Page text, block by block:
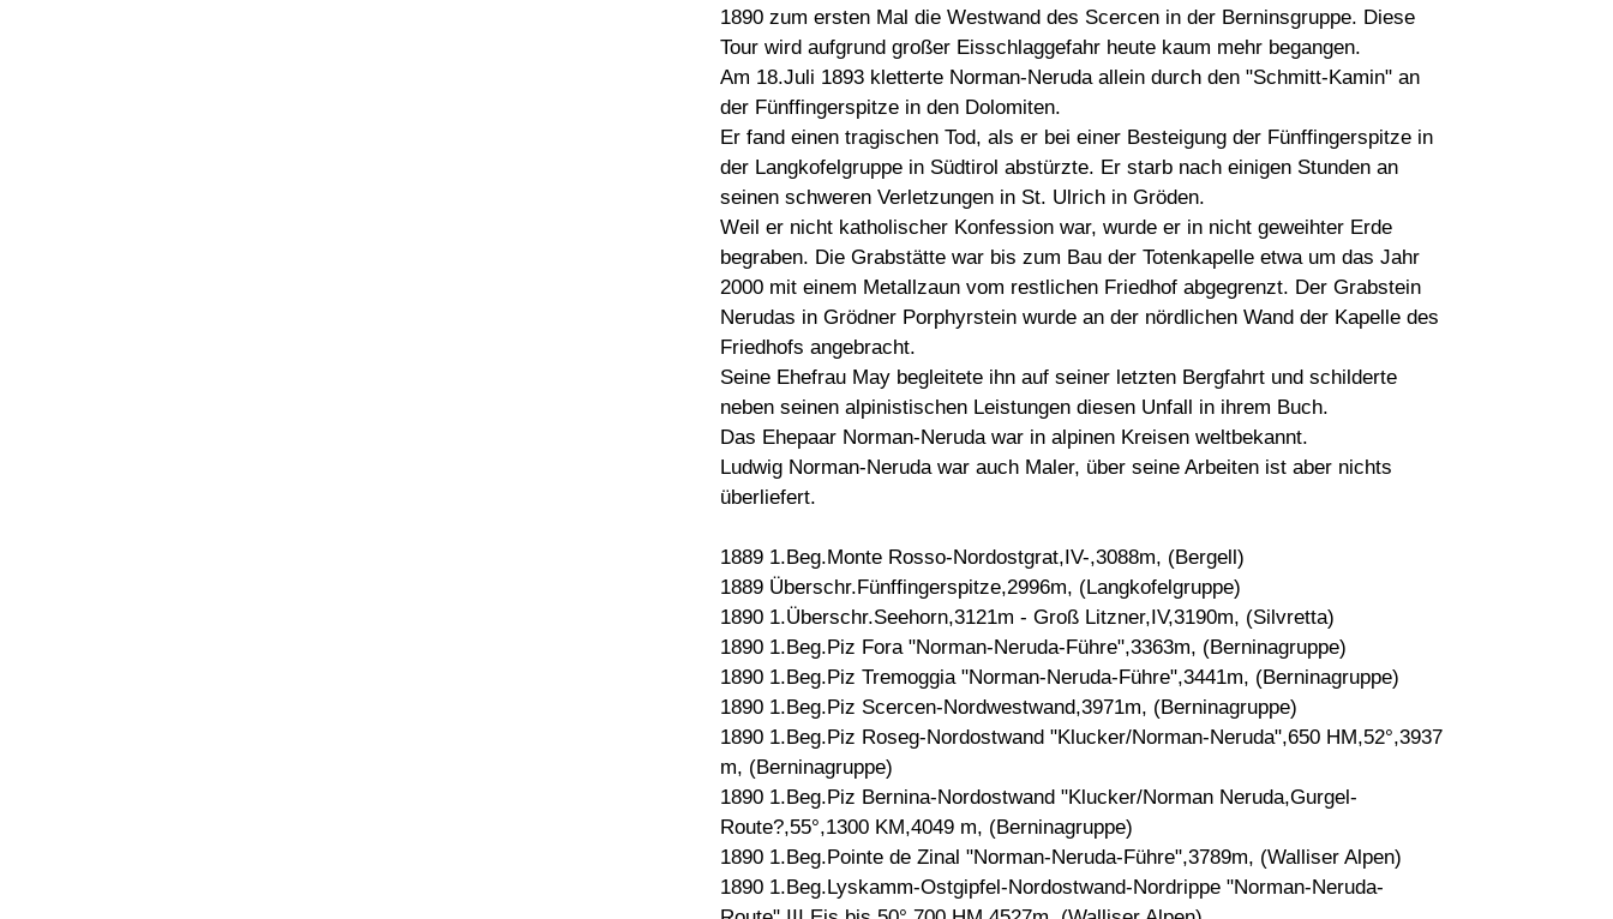
1890 zum ersten Mal die Westwand des Scercen in der Berninsgruppe. Diese
Tour wird aufgrund großer Eisschlaggefahr heute kaum mehr begangen.
Am 18.Juli 1893 kletterte Norman-Neruda allein durch den "Schmitt-Kamin" an
der Fünffingerspitze in den Dolomiten.
Er fand einen tragischen Tod, als er bei einer Besteigung der Fünffingerspitze in
der Langkofelgruppe in Südtirol abstürzte. Er starb nach einigen Stunden an
seinen schweren Verletzungen in St. Ulrich in Gröden.
Weil er nicht katholischer Konfession war, wurde er in nicht geweihter Erde
begraben. Die Grabstätte war bis zum Bau der Totenkapelle etwa um das Jahr
2000 mit einem Metallzaun vom restlichen Friedhof abgegrenzt. Der Grabstein
Nerudas in Grödner Porphyrstein wurde an der nördlichen Wand der Kapelle des
Friedhofs angebracht.
Seine Ehefrau May begleitete ihn auf seiner letzten Bergfahrt und schilderte
neben seinen alpinistischen Leistungen diesen Unfall in ihrem Buch.
Das Ehepaar Norman-Neruda war in alpinen Kreisen weltbekannt.
Ludwig Norman-Neruda war auch Maler, über seine Arbeiten ist aber nichts
überliefert.
1889 1.Beg.Monte Rosso-Nordostgrat,IV-,3088m, (Bergell)
1889 Überschr.Fünffingerspitze,2996m, (Langkofelgruppe)
1890 1.Überschr.Seehorn,3121m - Groß Litzner,IV,3190m, (Silvretta)
1890 1.Beg.Piz Fora "Norman-Neruda-Führe",3363m, (Berninagruppe)
1890 1.Beg.Piz Tremoggia "Norman-Neruda-Führe",3441m, (Berninagruppe)
1890 1.Beg.Piz Scercen-Nordwestwand,3971m, (Berninagruppe)
1890 1.Beg.Piz Roseg-Nordostwand "Klucker/Norman-Neruda",650 HM,52°,3937
m, (Berninagruppe)
1890 1.Beg.Piz Bernina-Nordostwand "Klucker/Norman Neruda,Gurgel-
Route?,55°,1300 KM,4049 m, (Berninagruppe)
1890 1.Beg.Pointe de Zinal "Norman-Neruda-Führe",3789m, (Walliser Alpen)
1890 1.Beg.Lyskamm-Ostgipfel-Nordostwand-Nordrippe "Norman-Neruda-